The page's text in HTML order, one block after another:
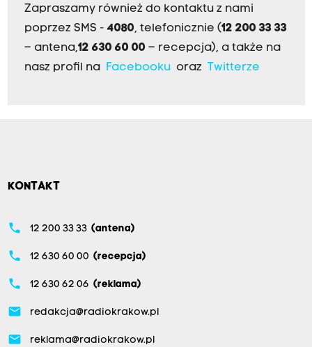
Zapraszamy również do kontaktu z nami
poprzez SMS - 4080, telefonicznie (12 200 33 33
– antena,12 630 60 00 – recepcja), a także na
nasz profil na
Facebookuoraz Twitterze
KONTAKT
phone 12 200 33 33 (antena)
phone 12 630 60 00 (recepcja)
phone 12 630 62 06 (reklama)
email redakcja@radiokrakow.pl
email reklama@radiokrakow.pl